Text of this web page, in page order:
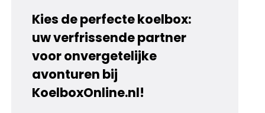
Kies de perfecte koelbox:
uw verfrissende partner
voor onvergetelijke
avonturen bij
KoelboxOnline.nl!